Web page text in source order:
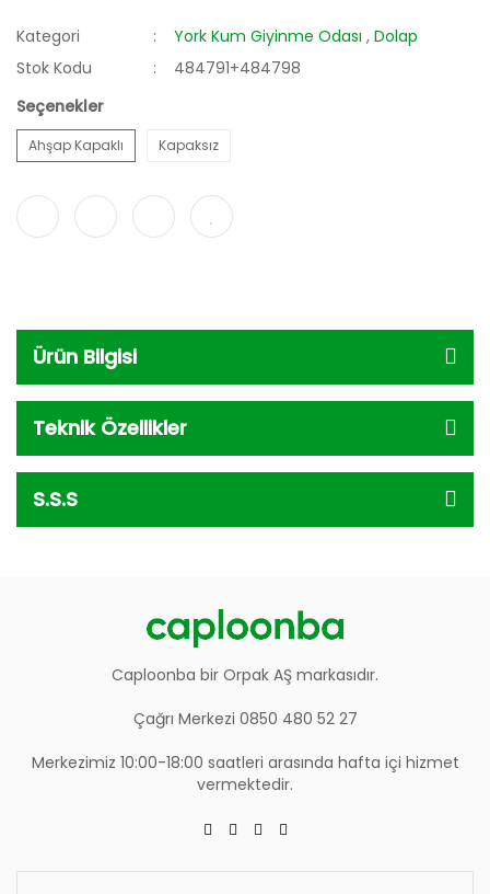
Kategori York Kum Giyinme Odası ,Dolap
Stok Kodu
484791+484798
Seçenekler
Ahşap Kapaklı Kapaksız
Ürün Bilgisi
Teknik Özellikler
S.S.S
Caploonba bir Orpak AŞ markasıdır.
Çağrı Merkezi 0850 480 52 27
Merkezimiz 10:00-18:00 saatleri arasında hafta içi hizmet
vermektedir.